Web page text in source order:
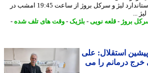
ژوپیلر لیگ بلژیک، تیم های استاندارد لیژ و سرکل بروژ از ساعت 19:45 امشب در
- قلعه نویی-بلژیک-وقت های تلف شده-
استقلال: علی
درمانم را می